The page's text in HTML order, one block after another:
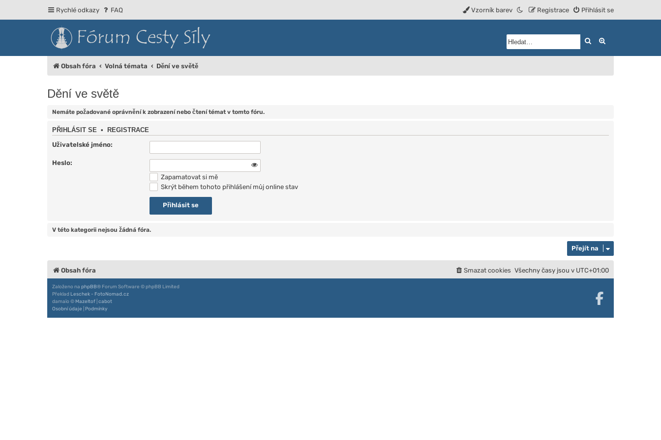
Rychlé odkazy FAQ Přihlásit se
Registrace
Vzorník barev
Hledat
Obsah fóra Volná témata Dění ve světě
Dění ve světě
Nemáte požadované oprávnění k zobrazení nebo čtení témat v tomto fóru.
PŘIHLÁSIT SE • REGISTRACE
Uživatelské jméno:
Heslo:
Zapamatovat si mě
Skrýt během tohoto přihlášení můj online stav
V této kategorii nejsou žádná fóra.
Přejít na
Obsah fóra Všechny časy jsou v UTC+01:00
Smazat cookies
Založeno na phpBB® Forum Software © phpBB Limited
Překlad Leschek - FotoNomad.cz
damaïo © Mazeltof cabot
Osobní údaje
Podmínky